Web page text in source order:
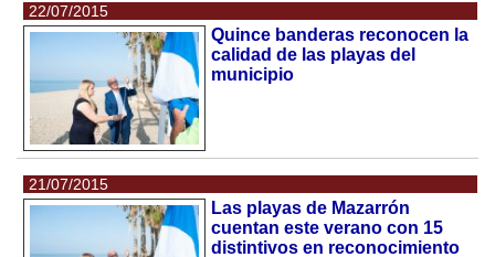
22/07/2015
Quince banderas reconocen la
calidad de las playas del
municipio
21/07/2015
Las playas de Mazarrón
cuentan este verano con 15
distintivos en reconocimiento